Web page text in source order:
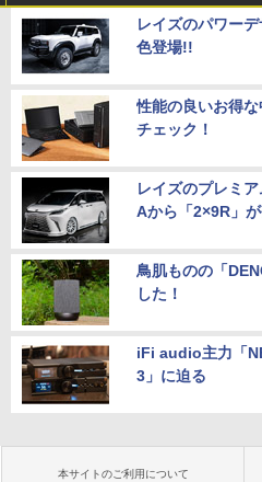
レイズのパワー
色登場!!
性能の良いお得
チェック！
レイズのプレミ
Aから「2×9R」が
鳥肌ものの「
した！
iFi audio主力「
3」に迫る
本サイトのご利用について